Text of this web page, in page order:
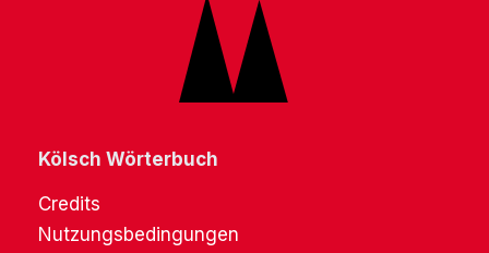
Kölsch Wörterbuch
Credits
Nutzungsbedingungen